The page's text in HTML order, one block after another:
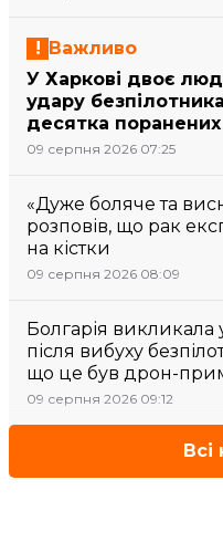
Важливо
У Харкові двоє
удару
десятка поранених
09 серпня 2026 07:25
«Дуже боляче та
розповів, що рак
на кістки
09 серпня 2026 08:09
Болгарія викликала
після вибуху
що це був дрон-
09 серпня 2026 09:12
Всі